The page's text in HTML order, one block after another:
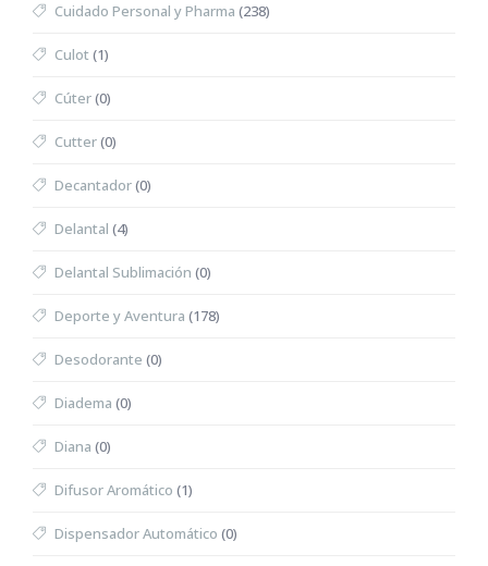
Cuidado Personal y Pharma (238)
Culot (1)
Cúter(0)
Cutter(0)
Decantador(0)
Delantal (4)
Delantal Sublimación (0)
Deporte y Aventura (178)
Desodorante (0)
Diadema (0)
Diana (0)
Difusor Aromático (1)
Dispensador Automático (0)